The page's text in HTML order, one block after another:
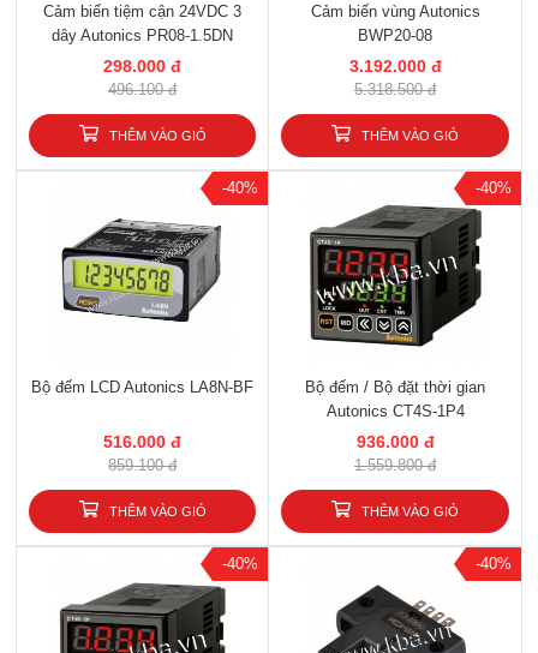
Cảm biến tiệm cận 24VDC 3
dây Autonics PR08-1.5DN
298.000 đ
496.100 đ
THÊM VÀO GIỎ
Cảm biến vùng Autonics
BWP20-08
3.192.000 đ
5.318.500 đ
THÊM VÀO GIỎ
-40%
Bộ đếm LCD Autonics LA8N-BF
516.000 đ
859.100 đ
THÊM VÀO GIỎ
-40%
Bộ đếm / Bộ đặt thời gian
Autonics CT4S-1P4
936.000 đ
1.559.800 đ
THÊM VÀO GIỎ
-40% -40%